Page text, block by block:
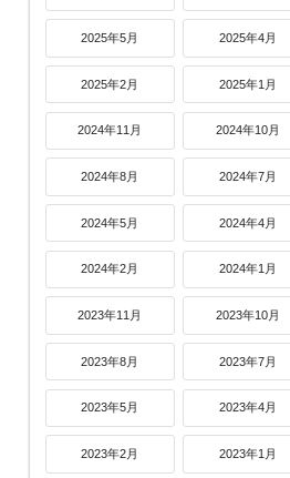
2025年5月 2025年4月
2025年2月 2025年1月
2024年11月 2024年10月
2024年8月 2024年7月
2024年5月 2024年4月
2024年2月 2024年1月
2023年11月 2023年10月
2023年8月 2023年7月
2023年5月 2023年4月
2023年2月 2023年1月